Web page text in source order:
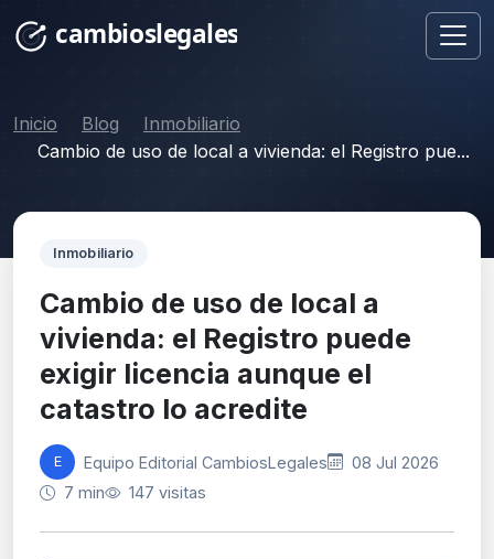
Inicio Blog
Inmobiliario
Cambio de uso de local a vivienda: el Registro pue...
Inmobiliario
Cambio de uso de local a
vivienda: el Registro puede
exigir licencia aunque el
catastro lo acredite
E Equipo Editorial CambiosLegales
08 Jul 2026
7 min
147 visitas